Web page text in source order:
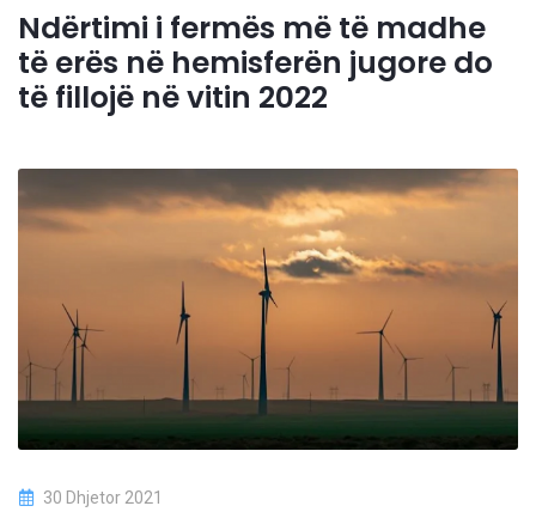
Ndërtimi i fermës më të madhe
të erës në hemisferën jugore do
të fillojë në vitin 2022
30 Dhjetor 2021